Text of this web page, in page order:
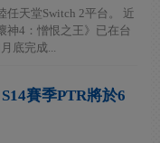
任天堂Switch 2平台。 近
神4：憎恨之王》已在台
底完成...
賽季PTR將於6